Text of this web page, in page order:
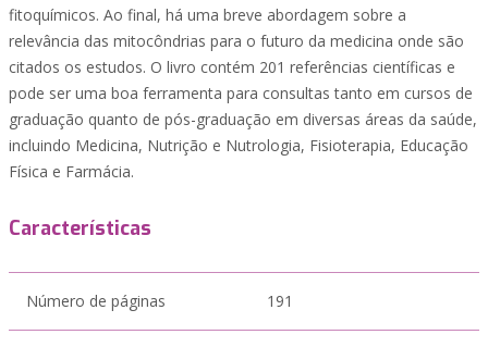
fitoquímicos. Ao final, há uma breve abordagem sobre a
relevância das mitocôndrias para o futuro da medicina onde são
citados os estudos. O livro contém 201 referências científicas e
pode ser uma boa ferramenta para consultas tanto em cursos de
graduação quanto de pós-graduação em diversas áreas da saúde,
incluindo Medicina, Nutrição e Nutrologia, Fisioterapia, Educação
Física e Farmácia.
Características
Número de páginas 191